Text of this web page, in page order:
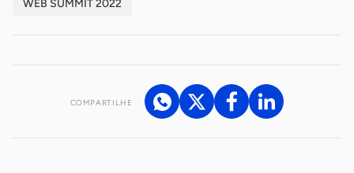
WEB SUMMIT 2022
COMPARTILHE